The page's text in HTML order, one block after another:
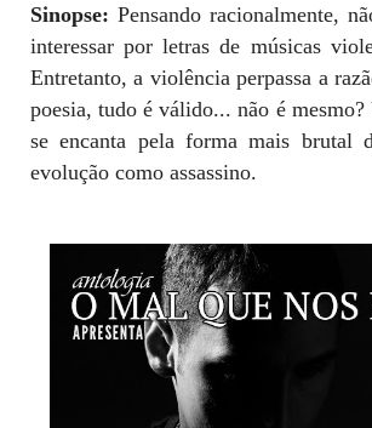
Sinopse: Pensando racionalmente,
interessar por letras de músicas
Entretanto, a violência perpassa a
poesia, tudo é válido... não é
se encanta pela forma mais brutal
evolução como assassino.